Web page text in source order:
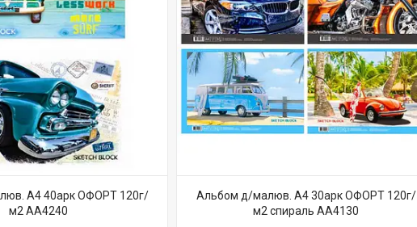
А4 40арк ОФОРТ 120г/
м2 АА4240
Альбом д/малюв. А4 30арк ОФОРТ 120г/
м2 спираль АА4130